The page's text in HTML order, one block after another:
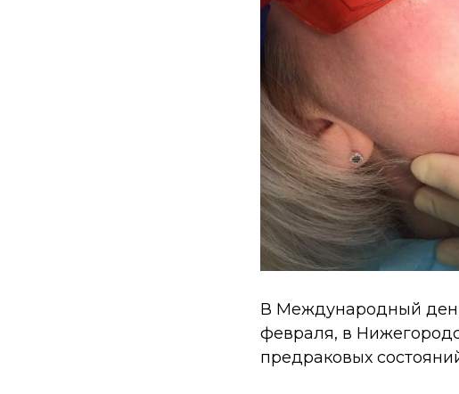
В Международный
февраля, в
предраковых